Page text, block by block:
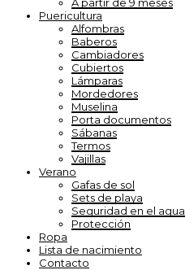
Puericultura
Alfombras
Baberos
Cambiadores
Cubiertos
Lámparas
Mordedores
Muselina
Porta documentos
Sábanas
Termos
Vajillas
Verano
Gafas de sol
Sets de playa
Seguridad en el agua
Protección
Ropa
Lista de nacimiento
Contacto